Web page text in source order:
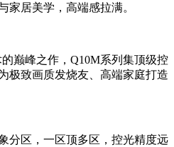
家居美学，高端感拉满。
巅峰之作，Q10M系列集顶级控
极致画质发烧友、高端家庭打造
分区，一区顶多区，控光精度远